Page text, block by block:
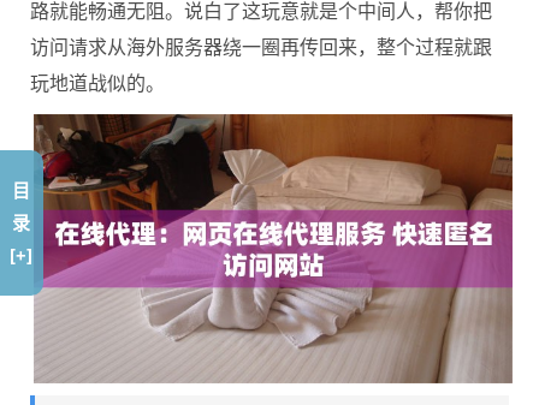
路就能畅通无阻。说白了这玩意就是个中间人，帮你把
访问请求从海外服务器绕一圈再传回来，整个过程就跟
玩地道战似的。
目
录
[+]